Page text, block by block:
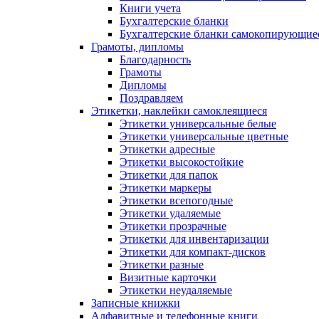
Книги учета
Бухгалтерские бланки
Бухгалтерские бланки
Грамоты, дипломы
Благодарность
Грамоты
Дипломы
Поздравляем
Этикетки, наклейки самоклеящиеся
Этикетки универсальные белые
Этикетки универсальные цветные
Этикетки адресные
Этикетки высокостойкие
Этикетки для папок
Этикетки маркеры
Этикетки всепогодные
Этикетки удаляемые
Этикетки прозрачные
Этикетки для инвентаризации
Этикетки для компакт-дисков
Этикетки разные
Визитные карточки
Этикетки неудаляемые
Записные книжки
Алфавитные и телефонные книги